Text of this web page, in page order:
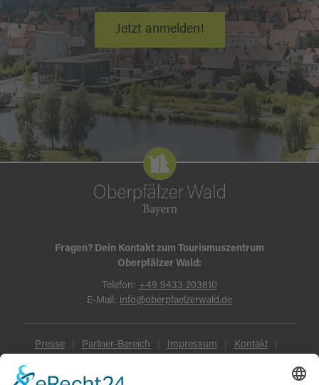
Jetzt anmelden!
Fragen? Dein Kontakt zum Tourismuszentrum
Oberpfälzer Wald:
Telefon: +49 9433 203810
E-Mail: info@oberpfaelzerwald.de
Presse Partner-Bereich Impressum Kontakt
Datenschutz